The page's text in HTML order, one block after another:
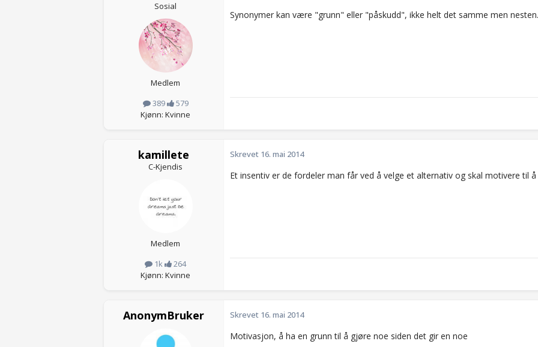
Sosial
Medlem
389
579
Kjønn: Kvinne
Synonymer kan være "grunn" eller "påskudd", ikke helt det samme men nesten.
kamillete
C-Kjendis
Medlem
1k
264
Kjønn: Kvinne
Skrevet 16. mai 2014
Et insentiv er de fordeler man får ved å velge et alternativ og skal motivere til
AnonymBruker Skrevet 16. mai 2014
Motivasjon, å ha en grunn til å gjøre noe siden det gir en noe